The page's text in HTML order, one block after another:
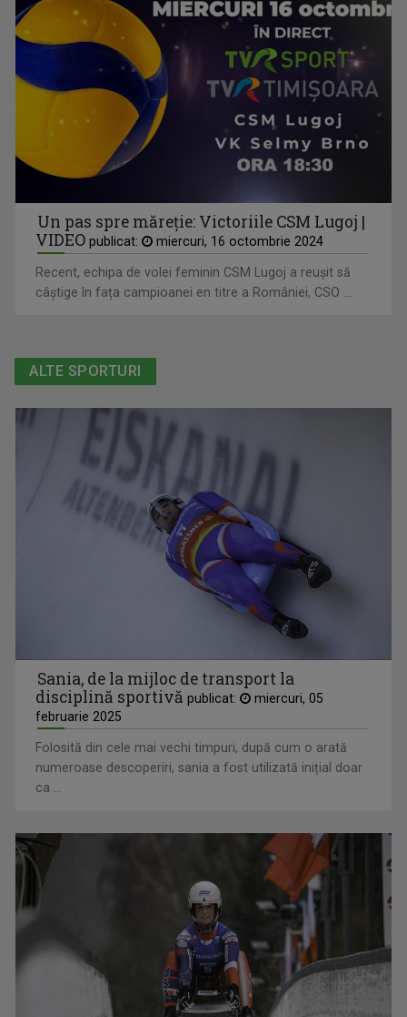
Un pas spre măreție: Victoriile CSM Lugoj |
VIDEO publicat: miercuri, 16 octombrie 2024
Recent, echipa de volei feminin CSM Lugoj a reușit să
câștige în fața campioanei en titre a României, CSO ...
ALTE SPORTURI
Sania, de la mijloc de transport la
disciplină sportivă publicat:
miercuri, 05
februarie 2025
Folosită din cele mai vechi timpuri, după cum o arată
numeroase descoperiri, sania a fost utilizată inițial doar
ca ...